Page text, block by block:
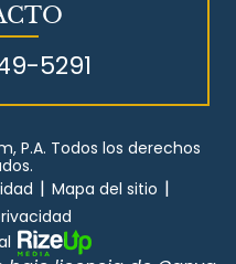
5291
P.A. Todos los derechos
| Mapa del sitio |